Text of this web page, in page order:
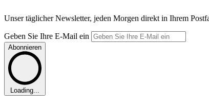
Unser täglicher Newsletter, jeden Morgen direkt in Ihrem
Geben Sie Ihre E-Mail ein
Abonnieren
Loading...